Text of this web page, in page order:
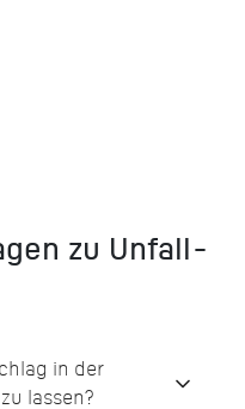
zu Unfall-
in der
lassen?